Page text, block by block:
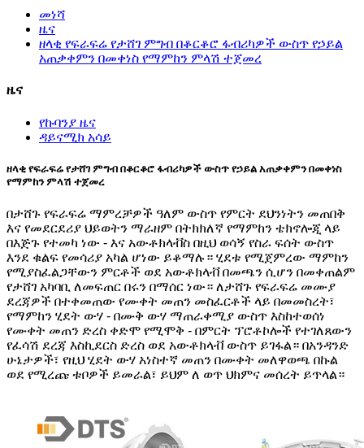
መነሻ
ዜና
ዘላቂ የፍራፍሬ የታሸገ ምግብ በቆርቆሮ ፋብሪካዎች ውስጥ የኃይል
አጠቃቀምን በመቀነስ የማምከን ምላሽ ተጀመረ
ዜና
የኩባንያ ዜና
ዳይናሚክ አሳይ
ዘላቂ የፍራፍሬ የታሸገ ምግብ በቆርቆሮ ፋብሪካዎች ውስጥ የኃይል አጠቃቀምን በመቀነስ
የማምከን ምላሽ ተጀመረ
በታሸጉ የፍራፍሬ ማምረቻዎች ዓለም ውስጥ የምርት ደህንነትን መጠበቅ
እና የመደርደሪያ ህይወትን ማራዘም በትክክለኛ የማምከን ቴክኖሎጂ ላይ
በእጅጉ የተመካ ነው - እና አውቶክላቭስ በዚህ ወሳኝ የስራ ፍሰት ውስጥ
እንደ ቁልፍ የመሳሪያ አካል ሆነው ይቆማሉ። ሂደቱ የሚጀምረው ማምከን
የሚያስፈልጋቸውን ምርቶች ወደ አውቶክላቭ በመጫን ሲሆን በመቀጠልም
የታሸገ አካባቢ ለመፍጠር በሩን በማሰር ነው። ለታሸጉ የፍራፍሬ መሙያ
ደረጃዎች በተቀመጠው የሙቀት መጠን መስፈርቶች ላይ በመመስረት፣
የማምከን ሂደት ውሃ - በሙቅ ውሃ ማጠራቀሚያ ውስጥ እስከተወሰነ
የሙቀት መጠን ድረስ ቀድሞ የሚሞቅ - በምርት ፕሮቶኮሎች የተገለጸውን
የፈሳሽ ደረጃ እስኪደርስ ድረስ ወደ አውቶክላቭ ውስጥ ይገፋል። በአንዳንድ
ሁኔታዎች፣ የዚህ ሂደት ውሃ አነስተኛ መጠን በሙቀት መለዋወጫ በኩል
ወደ የሚረጩ ቱቦዎች ይመራል፣ ይህም ለ ወጥ ህክምና መሰረት ይጥላል።